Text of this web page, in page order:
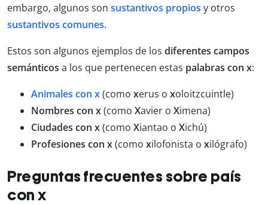
embargo, algunos son sustantivos propios y otros
sustantivos comunes.
Estos son algunos ejemplos de los diferentes campos
semánticos a los que pertenecen estas palabras con x:
Animales con x(como xerus o xoloitzcuintle)
Nombres con x(como Xavier o Ximena)
Ciudades con x(como Xiantao o Xichú)
Profesiones con x(como xilofonista o xilógrafo)
Preguntas frecuentes sobre país
con x